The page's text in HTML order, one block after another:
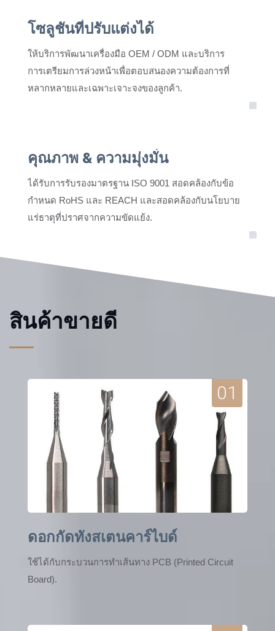
โซลูชันที่ปรับแต่งได้
ให้บริการพัฒนาเครื่องมือ OEM / ODM และบริการ
การเตรียมการล่วงหน้าเพื่อตอบสนองความต้องการที่
หลากหลายและเฉพาะเจาะจงของลูกค้า.
คุณภาพ & ความมุ่งมั่น
ได้รับการรับรองมาตรฐาน ISO 9001 สอดคล้องกับข้อ
กำหนด RoHS และ REACH และสอดคล้องกับนโยบาย
แร่ธาตุที่ปราศจากความขัดแย้ง.
สินค้าขายดี
01
ดอกกัดทังสเตนคาร์ไบด์
ใช้ได้กับกระบวนการทำเส้นทาง PCB (Printed Circuit
Board).